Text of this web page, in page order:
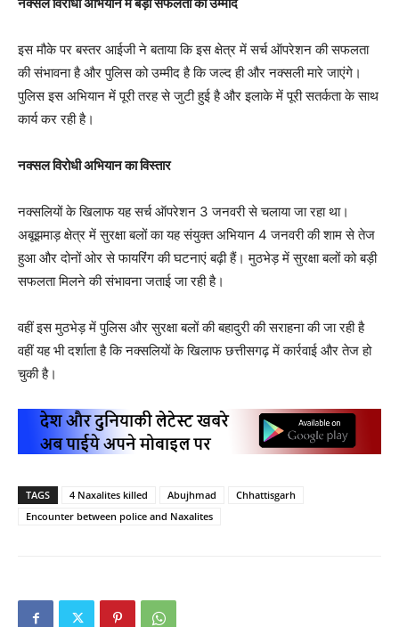
इस मौके पर बस्तर आईजी ने बताया कि इस क्षेत्र में सर्च ऑपरेशन की सफलता
की संभावना है और पुलिस को उम्मीद है कि जल्द ही और नक्सली मारे जाएंगे।
पुलिस इस अभियान में पूरी तरह से जुटी हुई है और इलाके में पूरी सतर्कता के साथ
कार्य कर रही है।
नक्सल विरोधी अभियान का विस्तार
नक्सलियों के खिलाफ यह सर्च ऑपरेशन 3 जनवरी से चलाया जा रहा था।
अबूझमाड़ क्षेत्र में सुरक्षा बलों का यह संयुक्त अभियान 4 जनवरी की शाम से तेज
हुआ और दोनों ओर से फायरिंग की घटनाएं बढ़ी हैं। मुठभेड़ में सुरक्षा बलों को बड़ी
सफलता मिलने की संभावना जताई जा रही है।
वहीं इस मुठभेड़ में पुलिस और सुरक्षा बलों की बहादुरी की सराहना की जा रही है
वहीं यह भी दर्शाता है कि नक्सलियों के खिलाफ छत्तीसगढ़ में कार्रवाई और तेज हो
चुकी है।
TAGS 4 Naxalites killed Abujhmad
Chhattisgarh
Encounter between police and Naxalites